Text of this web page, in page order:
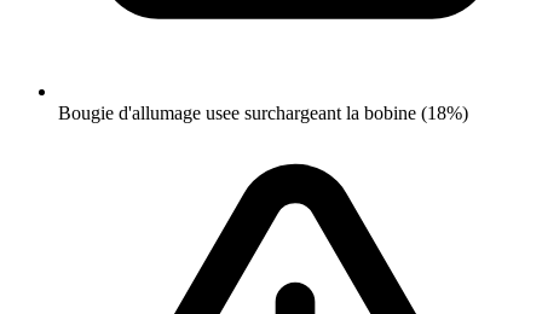
Bougie d'allumage usee surchargeant la bobine (18%)